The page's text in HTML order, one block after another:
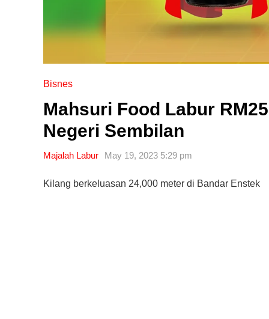
Bisnes
Mahsuri Food Labur
Negeri Sembilan
Majalah Labur May 19, 2023 5:29 pm
Kilang berkeluasan 24,000 meter di Bandar Enstek